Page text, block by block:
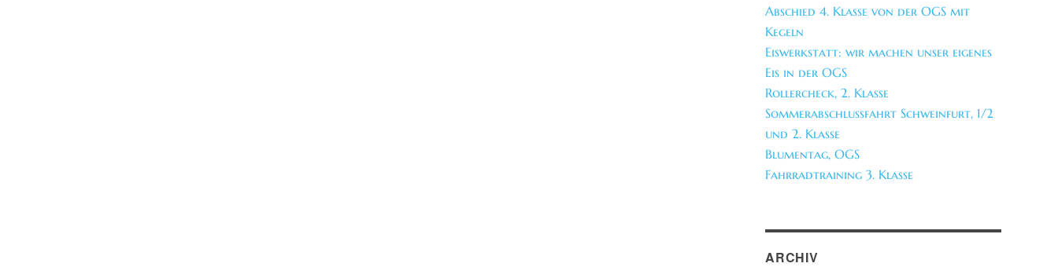
Abschied 4. Klasse von der OGS mit
Kegeln
Eiswerkstatt: wir machen unser eigenes
Eis in der OGS
Rollercheck, 2. Klasse
Sommerabschlussfahrt Schweinfurt, 1/2
und 2. Klasse
Blumentag, OGS
Fahrradtraining 3. Klasse
ARCHIV